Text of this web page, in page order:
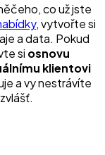
co už jste
, vytvořte si
a data. Pokud
si osnovu
klientovi
a vy nestrávíte